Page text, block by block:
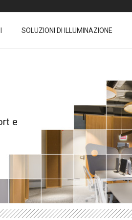
SOLUZIONI DI ILLUMINAZIONE